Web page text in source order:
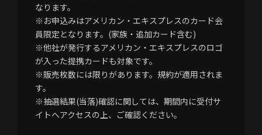
なります。
※お申込みはアメリカン・エキスプレスのカード会
員限定となります。(家族・追加カード含む)
※他社が発行するアメリカン・エキスプレスのロゴ
が入った提携カードも対象です。
※販売枚数には限りがあります。規約が適用されま
す。
※抽選結果(当落)確認に関しては、期間内に受付サ
イトへアクセスの上、ご確認ください。